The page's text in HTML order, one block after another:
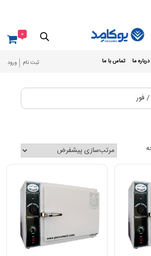
درباره ما تماس با ما ثبت نام ورود
0
/ فور